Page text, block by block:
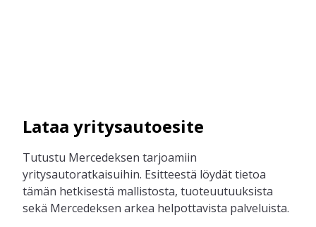
Lataa yritysautoesite
Tutustu Mercedeksen tarjoamiin
yritysautoratkaisuihin. Esitteestä löydät tietoa
tämän hetkisestä mallistosta, tuoteuutuuksista
sekä Mercedeksen arkea helpottavista palveluista.